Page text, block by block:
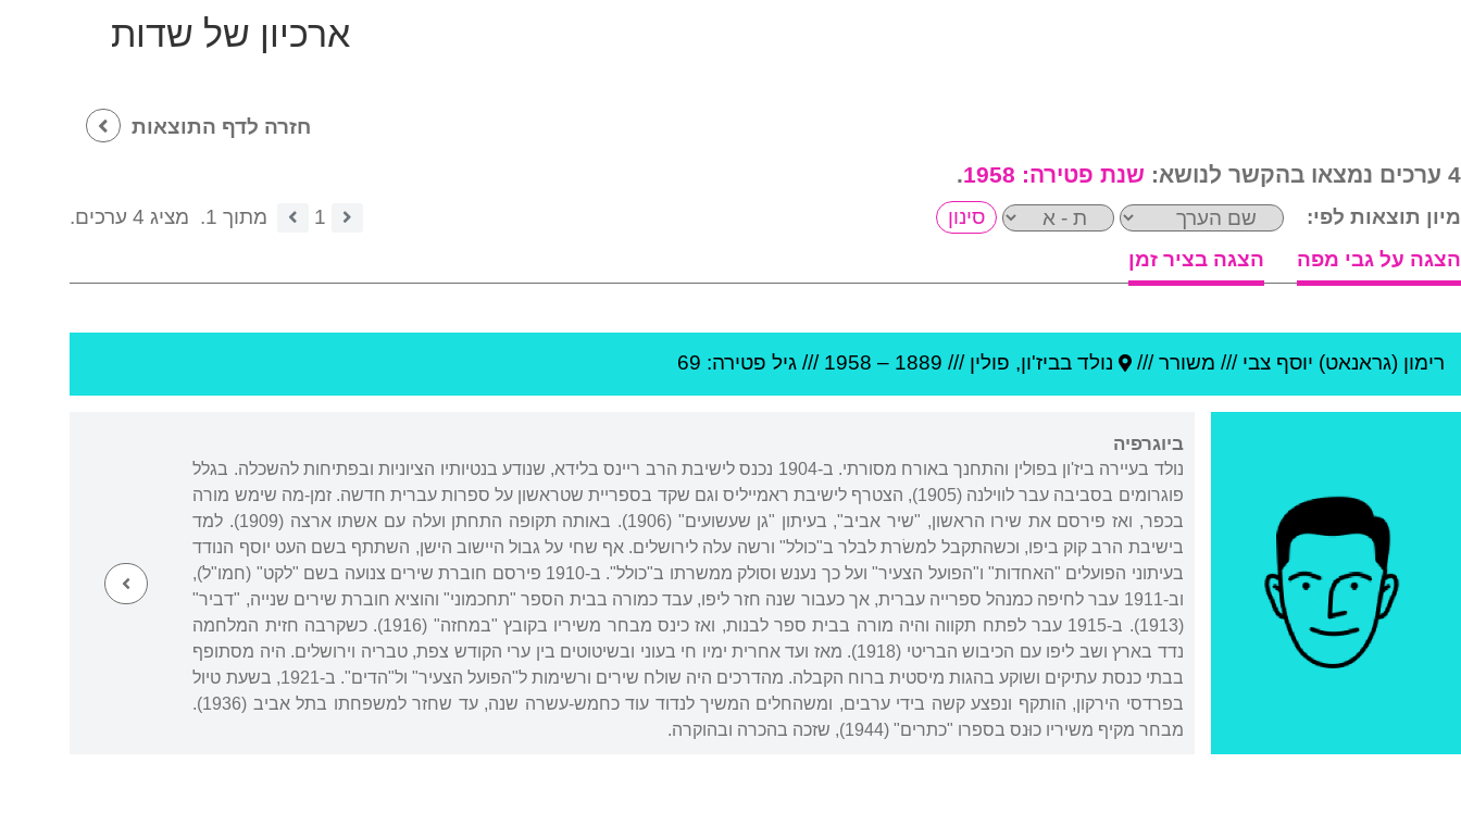
ארכיון של שדות
חזרה לדף התוצאות
4 ערכים נמצאו בהקשר לנושא: שנת פטירה: 1958
.
מיון תוצאות לפי: 1 מתוך 1.
מציג 4 ערכים.
הצגה על גבי מפה
הצגה בציר זמן
רימון (גראנאט) יוסף צבי /// משורר /// נולד בביז'ון, פולין ///
1889
–
1958 /// גיל פטירה: 69
ביוגרפיה
נולד בעיירה ביז'ון בפולין והתחנך באורח מסורתי. ב-1904 נכנס לישיבת הרב ריינס בלידא, שנודע בנטיותיו הציוניות ובפתיחות להשכלה. בגלל
פוגרומים בסביבה עבר לווילנה (1905), הצטרף לישיבת ראמייליס וגם שקד בספריית שטראשון על ספרות עברית חדשה. זמן-מה שימש מורה
בכפר, ואז פירסם את שירו הראשון, "שיר אביב", בעיתון "גן שעשועים" (1906). באותה תקופה התחתן ועלה עם אשתו ארצה (1909). למד
בישיבת הרב קוק ביפו, וכשהתקבל למשׂרת לבלר ב"כולל" ורשה עלה לירושלים. אף שחי על גבול היישוב הישן, השתתף בשם העט יוסף הנודד
בעיתוני הפועלים "האחדות" ו"הפועל הצעיר" ועל כך נענש וסולק ממשרתו ב"כולל". ב-1910 פירסם חוברת שירים צנועה בשם "לקט" (חמו"ל),
וב-1911 עבר לחיפה כמנהל ספרייה עברית, אך כעבור שנה חזר ליפו, עבד כמורה בבית הספר "תחכמוני" והוציא חוברת שירים שנייה, "דביר"
(1913). ב-1915 עבר לפתח תקווה והיה מורה בבית ספר לבנות, ואז כינס מבחר משיריו בקובץ "במחזה" (1916). כשקרבה חזית המלחמה
נדד בארץ ושב ליפו עם הכיבוש הבריטי (1918). מאז ועד אחרית ימיו חי בעוני ובשיטוטים בין ערי הקודש צפת, טבריה וירושלים. היה מסתופף
בבתי כנסת עתיקים ושוקע בהגות מיסטית ברוח הקבלה. מהדרכים היה שולח שירים ורשימות ל"הפועל הצעיר" ול"הדים". ב-1921, בשעת טיול
בפרדסי הירקון, הותקף ונפצע קשה בידי ערבים, ומשהחלים המשיך לנדוד עוד כחמש-עשרה שנה, עד שחזר למשפחתו בתל אביב (1936).
מבחר מקיף משיריו כוּנס בספרו "כתרים" (1944), שזכה בהכרה ובהוקרה.